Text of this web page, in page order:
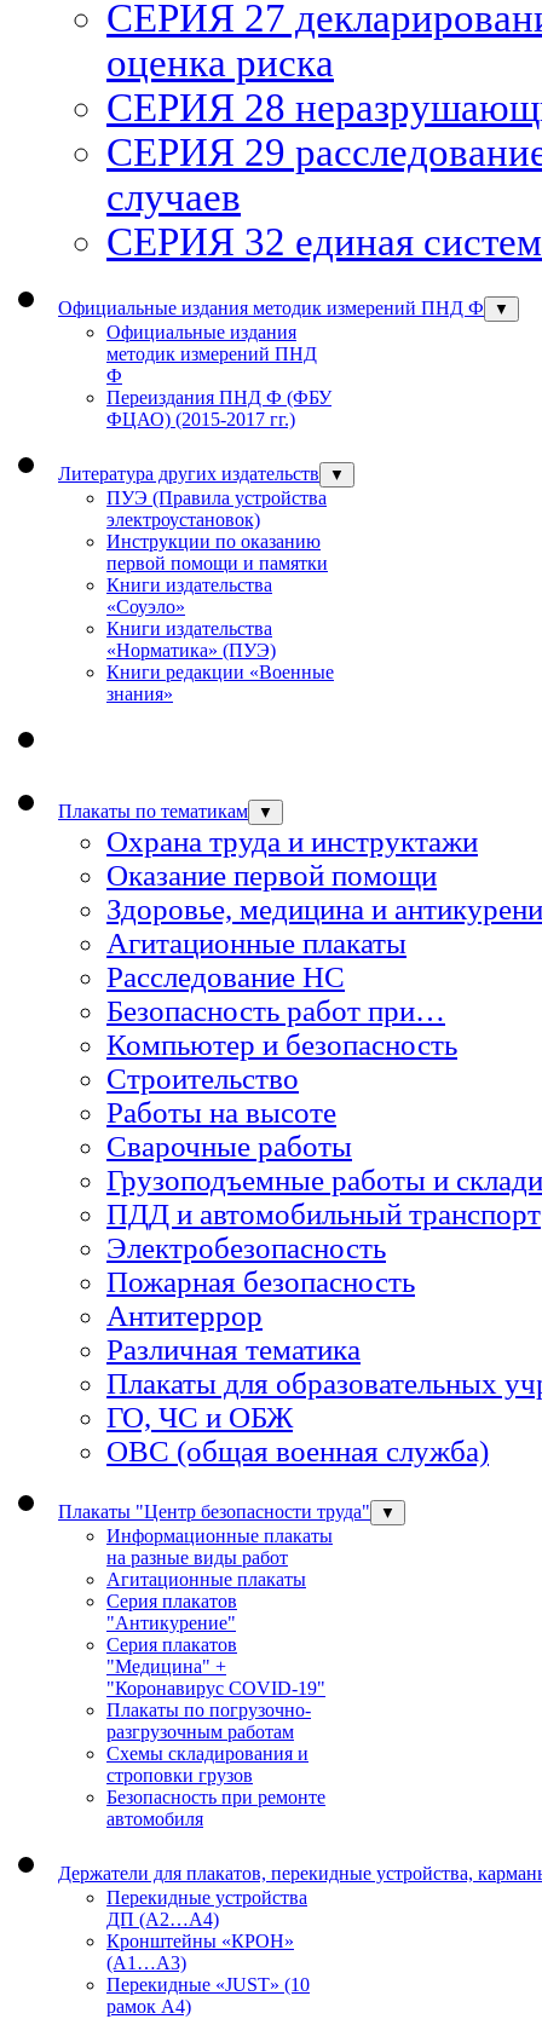
СЕРИЯ 27
оценка риска
СЕРИЯ 28
СЕРИЯ 29
случаев
СЕРИЯ 32 единая
Официальные издания методик измерений ПНД Ф ▼
Официальные издания
методик измерений ПНД
Ф
Переиздания ПНД Ф (ФБУ
ФЦАО) (2015-2017 гг.)
Литература других издательств ▼
ПУЭ (Правила устройства
электроустановок)
Инструкции по оказанию
первой помощи и памятки
Книги издательства
«Соуэло»
Книги издательства
«Норматика» (ПУЭ)
Книги редакции «Военные
знания»
Плакаты по тематикам ▼
Охрана труда и инструктажи
Оказание первой помощи
Здоровье, медицина и
Агитационные плакаты
Расследование НС
Безопасность работ при…
Компьютер и безопасность
Строительство
Работы на высоте
Сварочные работы
Грузоподъемные работы и
ПДД и автомобильный транспорт
Электробезопасность
Пожарная безопасность
Антитеррор
Различная тематика
Плакаты для образовательных
ГО, ЧС и ОБЖ
ОВС (общая военная служба)
Плакаты "Центр безопасности труда" ▼
Информационные плакаты
на разные виды работ
Агитационные плакаты
Серия плакатов
"Антикурение"
Серия плакатов
"Медицина" +
"Коронавирус COVID-19"
Плакаты по погрузочно-
разгрузочным работам
Схемы складирования и
строповки грузов
Безопасность при ремонте
автомобиля
Держатели для плакатов, перекидные устройства,
Перекидные устройства
ДП (А2…А4)
Кронштейны «КРОН»
(А1…А3)
Перекидные «JUST» (10
рамок А4)